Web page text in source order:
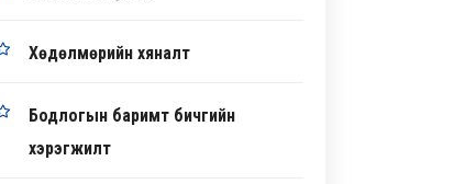
Хөдөлмөрийн хяналт
Бодлогын баримт бичгийн
хэрэгжилт